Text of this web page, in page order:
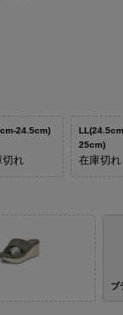
24.5cm)
切れ
25cm)
在庫切れ
ブ